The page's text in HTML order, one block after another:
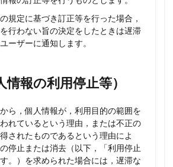
規定に基づき訂正等を行った場合，
行わない旨の決定をしたときは遅滞
ーザーに通知します。
報の利用停止等）
ら，個人情報が，利用目的の範囲を
れているという理由，または不正の
されたものであるという理由によ
停止または消去（以下，「利用停止
。）を求められた場合には，遅滞な